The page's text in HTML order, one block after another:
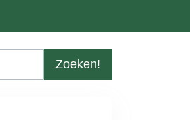
Zoeken!